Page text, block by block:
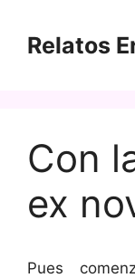
contenido
Relatos
Con
ex
Pues